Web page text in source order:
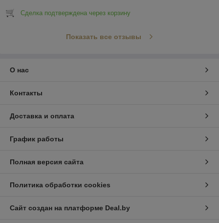
Сделка подтверждена через корзину
Показать все отзывы
О нас
Контакты
Доставка и оплата
График работы
Полная версия сайта
Политика обработки cookies
Сайт создан на платформе Deal.by